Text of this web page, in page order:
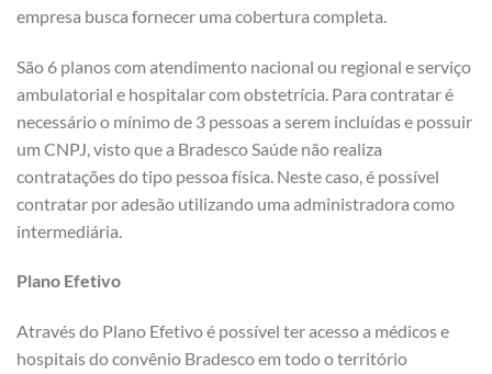
empresa busca fornecer uma cobertura completa.
São 6 planos com atendimento nacional ou regional e serviço
ambulatorial e hospitalar com obstetrícia. Para contratar é
necessário o mínimo de 3 pessoas a serem incluídas e possuir
um CNPJ, visto que a Bradesco Saúde não realiza
contratações do tipo pessoa física. Neste caso, é possível
contratar por adesão utilizando uma administradora como
intermediária.
Plano Efetivo
Através do Plano Efetivo é possível ter acesso a médicos e
hospitais do convênio Bradesco em todo o território